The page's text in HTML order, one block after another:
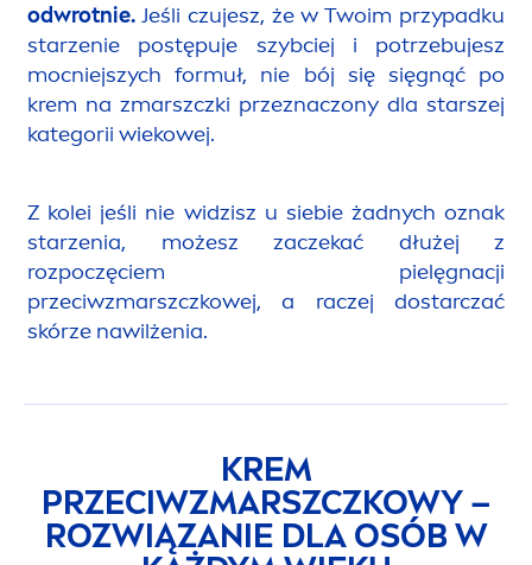
odwrotnie. Jeśli czujesz, że w Twoim przypadku
starzenie postępuje szybciej i potrzebujesz
mocniejszych formuł, nie bój się sięgnąć po
krem na zmarszczki przeznaczony dla starszej
kategorii wiekowej.
Z kolei jeśli nie widzisz u siebie żadnych oznak
starzenia, możesz zaczekać dłużej z
rozpoczęciem pielęgnacji
przeciwzmarszczkowej, a raczej dostarczać
skórze nawilżenia.
KREM
PRZECIWZMARSZCZKOWY –
ROZWIĄZANIE DLA OSÓB W